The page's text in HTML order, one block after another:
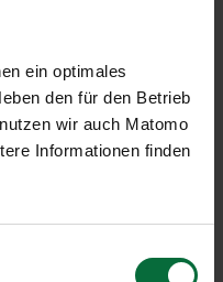
ein optimales
den für den Betrieb
wir auch Matomo
Informationen finden